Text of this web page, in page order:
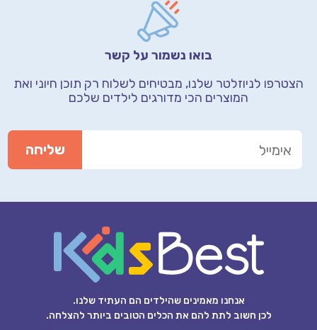
בואו נשמור על קשר
הצטרפו לניוזלטר שלנו, מבטיחים לשלוח רק תוכן חיוני ואת
המוצרים הכי מדורגים לילדים שלכם
אנחנו מאמינים שהילדים הם העתיד שלנו.
לכן חשוב לתת להם את הכלים הטובים ביותר להצלחה.